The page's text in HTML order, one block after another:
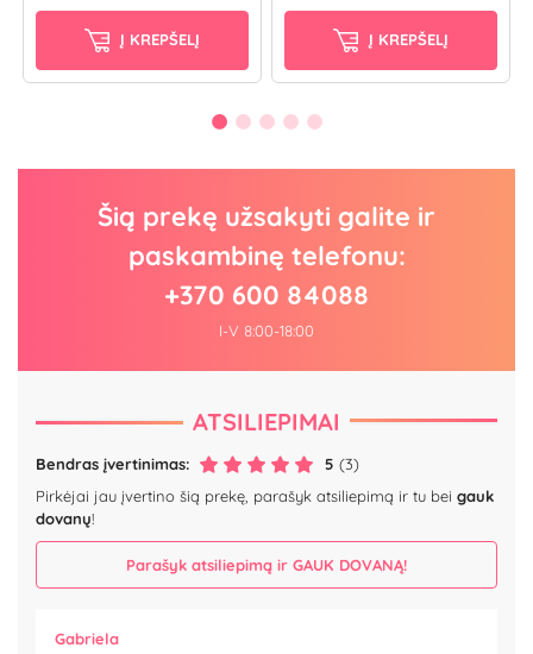
Į KREPŠELĮ Į KREPŠELĮ
Šią prekę užsakyti galite ir
paskambinę telefonu:
+370 600 84088
I-V 8:00-18:00
ATSILIEPIMAI
Bendras įvertinimas: 5 (3)
Pirkėjai jau įvertino šią prekę, parašyk atsiliepimą ir tu bei gauk
dovanų!
Parašyk atsiliepimą ir GAUK DOVANĄ!
Gabriela